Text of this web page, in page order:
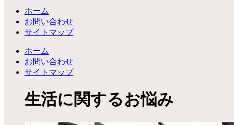
ホーム
お問い合わせ
サイトマップ
ホーム
お問い合わせ
サイトマップ
生活に関するお悩み